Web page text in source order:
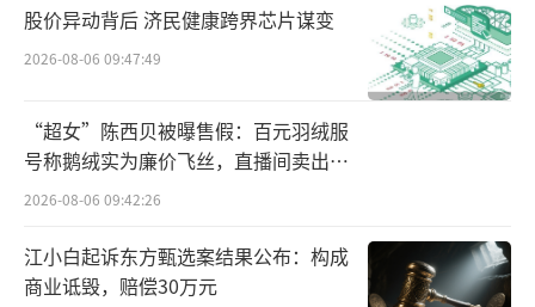
尴尬的却是李宁与中国奥运的关联越来越
少。2000年和2004年的悉尼和雅典奥运会上，
李宁曾是奥运代表队的颁奖服。并且，2008
年，李宁本人飞天点燃奥运火炬，且李宁还赞
助中央电视台所有报道奥运会的主播以及记者
的服装，不断出现在全国、全世界观众面前。
李宁还赞助了跳水队、体操队、射击队、乒乓
球队。
股价异动背后 济民健康跨界芯片谋变
2026-08-06 09:47:49
“超女”陈西贝被曝售假：百元羽绒服
号称鹅绒实为廉价飞丝，直播间卖出超
百万元
2026-08-06 09:42:26
江小白起诉东方甄选案结果公布：构成
商业诋毁，赔偿30万元